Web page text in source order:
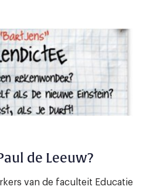
de Leeuw?
van de faculteit Educatie